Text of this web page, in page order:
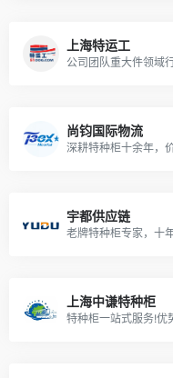
上海特运工
尚钧国际物流
宇都供应链
上海中谦特种柜